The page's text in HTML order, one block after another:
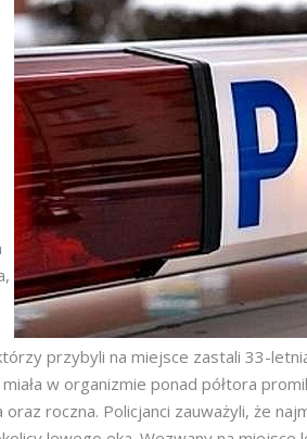
przybyli na miejsce zastali 33-
w organizmie ponad półtora
roczna. Policjanci zauważyli, że